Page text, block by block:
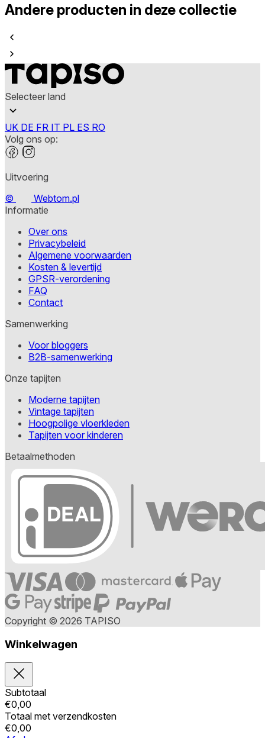
Andere producten in deze collectie
Selecteer land
UK DE FR IT PL ES RO
Volg ons op:
Uitvoering
©
Webtom.pl
Informatie
Over ons
Privacybeleid
Algemene voorwaarden
Kosten & levertijd
GPSR-verordening
FAQ
Contact
Samenwerking
Voor bloggers
B2B-samenwerking
Onze tapijten
Moderne tapijten
Vintage tapijten
Hoogpolige vloerkleden
Tapijten voor kinderen
Betaalmethoden
Copyright © 2026 TAPISO
Winkelwagen
Subtotaal
€0,00
Totaal met verzendkosten
€0,00